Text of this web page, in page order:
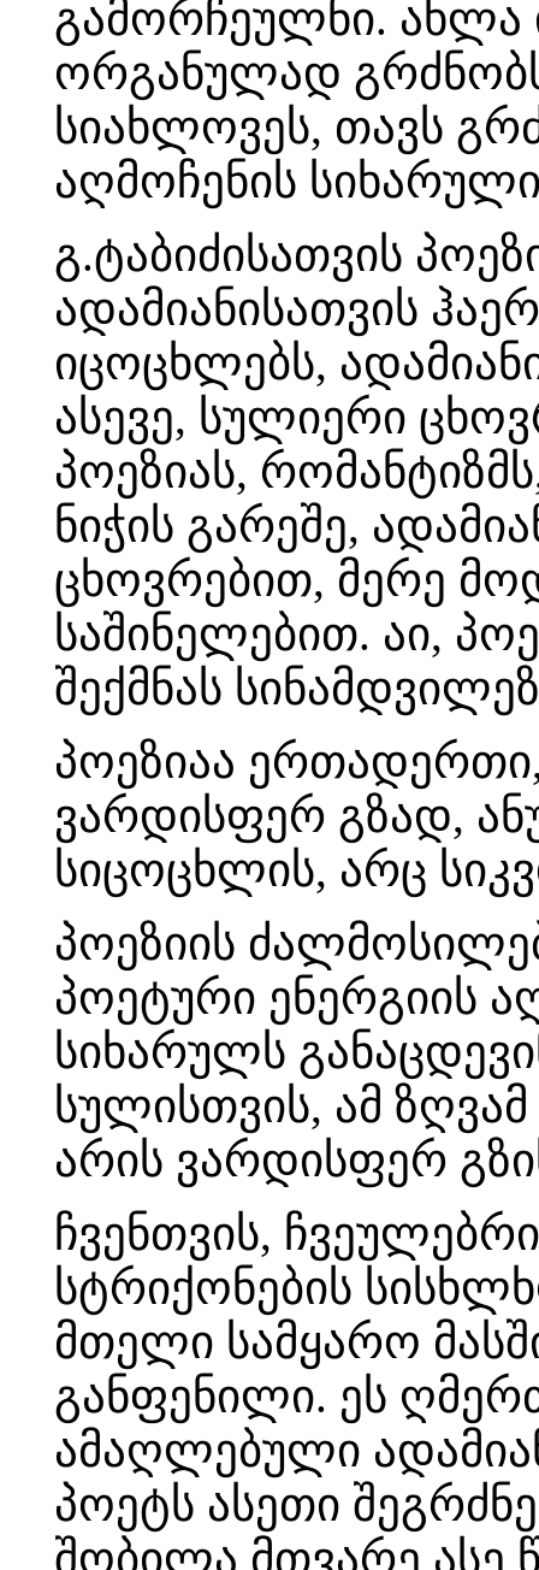
გამორჩეულნი. ახლა
ორგანულად
სიახლოვეს, თავს
აღმოჩენის
გ.ტაბიძისათვის
ადამიანისათვის
იცოცხლებს,
ასევე, სულიერი
პოეზიას,
ნიჭის გარეშე,
ცხოვრებით, მერე
საშინელებით. აი,
შექმნას
პოეზიაა
ვარდისფერ გზად,
სიცოცხლის, არც
პოეზიის
პოეტური ენერგიის
სიხარულს
სულისთვის, ამ
არის ვარდისფერ
ჩვენთვის,
სტრიქონების
მთელი სამყარო
განფენილი. ეს
ამაღლებული
პოეტს ასეთი
შობილა მთვარე ასე